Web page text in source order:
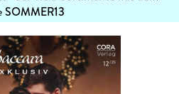
SOMMER13